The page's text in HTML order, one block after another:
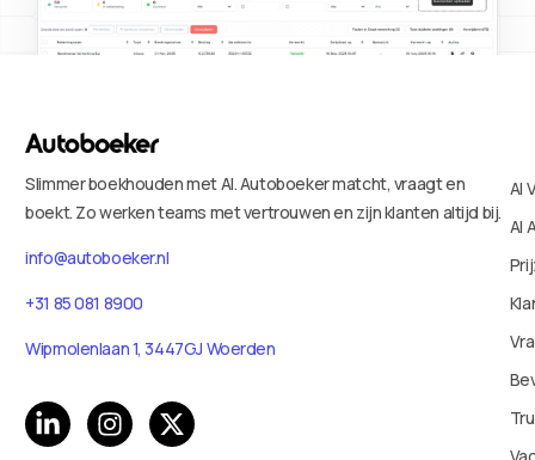
Slimmer boekhouden met AI. Autoboeker matcht, vraagt en
boekt. Zo werken teams met vertrouwen en zijn klanten altijd bij.
info@autoboeker.nl
+31 85 081 8900
Wipmolenlaan 1, 3447GJ Woerden
AI
AI